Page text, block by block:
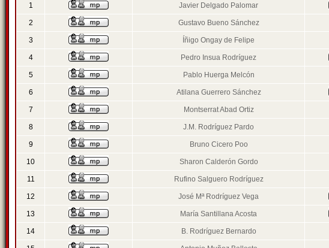
1 Javier Delgado Palomar
2 Gustavo Bueno Sánchez
3 Íñigo Ongay de Felipe
4 Pedro Insua Rodríguez
5 Pablo Huerga Melcón
6 Atilana Guerrero Sánchez
7 Montserrat Abad Ortiz
8 J.M. Rodríguez Pardo
9 Bruno Cicero Poo
10 Sharon Calderón Gordo
11 Rufino Salguero Rodríguez
12 José Mª Rodríguez Vega
13 María Santillana Acosta
14 B. Rodríguez Bernardo